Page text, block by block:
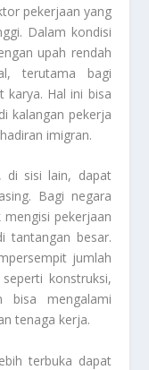
pekerjaan yang
Dalam kondisi
upah rendah
terutama bagi
karya. Hal ini bisa
kalangan pekerja
imigran.
di sisi lain, dapat
Bagi negara
pekerjaan
tantangan besar.
jumlah
konstruksi,
bisa mengalami
tenaga kerja.
terbuka dapat